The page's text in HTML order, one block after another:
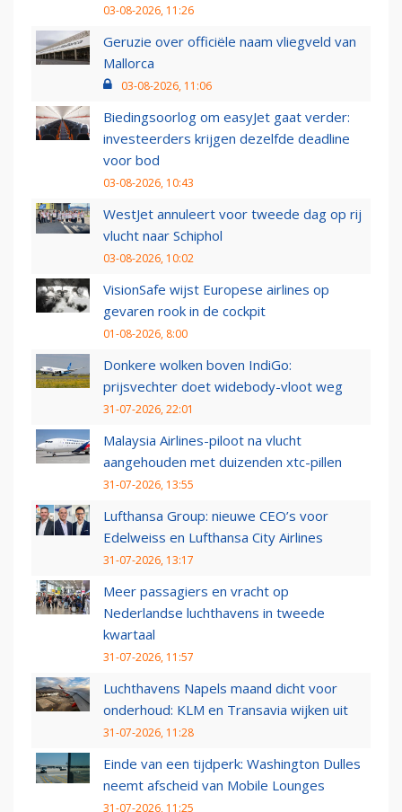
03-08-2026, 11:26
Geruzie over officiële naam vliegveld van
Mallorca
03-08-2026, 11:06
Biedingsoorlog om easyJet gaat verder:
investeerders krijgen dezelfde deadline
voor bod
03-08-2026, 10:43
WestJet annuleert voor tweede dag op rij
vlucht naar Schiphol
03-08-2026, 10:02
VisionSafe wijst Europese airlines op
gevaren rook in de cockpit
01-08-2026, 8:00
Donkere wolken boven IndiGo:
prijsvechter doet widebody-vloot weg
31-07-2026, 22:01
Malaysia Airlines-piloot na vlucht
aangehouden met duizenden xtc-pillen
31-07-2026, 13:55
Lufthansa Group: nieuwe CEO’s voor
Edelweiss en Lufthansa City Airlines
31-07-2026, 13:17
Meer passagiers en vracht op
Nederlandse luchthavens in tweede
kwartaal
31-07-2026, 11:57
Luchthavens Napels maand dicht voor
onderhoud: KLM en Transavia wijken uit
31-07-2026, 11:28
Einde van een tijdperk: Washington Dulles
neemt afscheid van Mobile Lounges
31-07-2026, 11:25